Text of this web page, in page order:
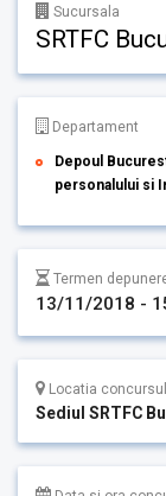
Sucursala
SRTFC
Departament
Depoul
personalului si
Termen
13/11/2018 -
Locatia
Sediul SRTFC